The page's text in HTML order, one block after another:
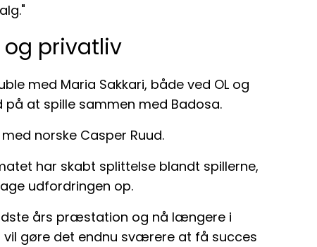
og privatliv
med Maria Sakkari, både ved OL og
på at spille sammen med Badosa.
norske Casper Ruud.
har skabt splittelse blandt spillerne,
udfordringen op.
års præstation og nå længere i
vil gøre det endnu sværere at få succes